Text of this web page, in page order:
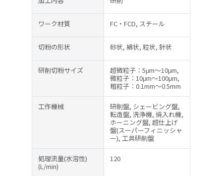
ワーク材質 FC・FCD, スチール
切粉の形状 砂状, 綿状, 粒状, 針状
研削切粉サイズ
超微粒子：5μm～10μm,
微粒子：10μm～100μm,
粗粒子：0.1mm～0.5mm
工作機械
研削盤, シェービング盤,
転造盤, 洗浄機, 焼入れ機,
ホーニング盤, 超仕上げ
盤(スーパーフィニッシャ
ー), 工具研削盤
処理流量(水溶性)
(L/min)
120